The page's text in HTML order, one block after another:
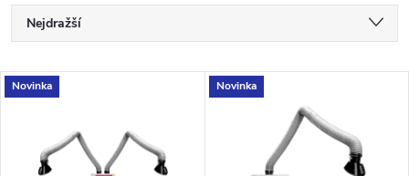
Ř
a
Nejdražší
Nejprodávanější
Abecedně
V
Novinka Novinka